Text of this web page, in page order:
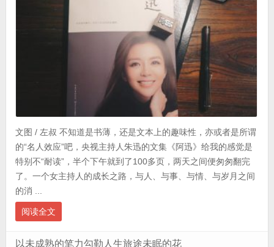
文图 / 左叔 不知道是书薄，还是文本上的趣味性，亦或者是所谓
的“名人效应”吧，央视主持人朱迅的文集《阿迅》给我的感觉是
特别不“耐读”，半个下午就到了100多页，两天之间便匆匆翻完
了。一个女主持人的成长之路，与人、与事、与情、与岁月之间
的消 ...
阅读全文
以未成熟的笔力勾勒人生旅途未眠的花